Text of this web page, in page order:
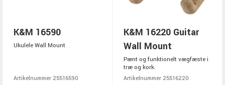
K&M 16590
Ukulele Wall Mount
Artikelnummer 25516590
K&M 16220 Guitar
Wall Mount
Pænt og funktionelt vægfæste i
træ og kork.
Artikelnummer 25516220